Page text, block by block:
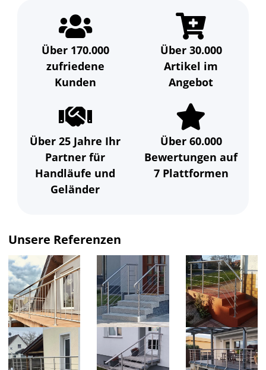

Über 170.000
zufriedene
Kunden

Über 30.000
Artikel im
Angebot

Über 25 Jahre Ihr
Partner für
Handläufe und
Geländer

Über 60.000
Bewertungen auf
7 Plattformen
Unsere Referenzen